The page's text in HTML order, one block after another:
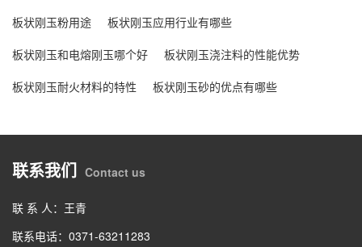
板状刚玉粉用途
板状刚玉应用行业有哪些
板状刚玉和电熔刚玉哪个好
板状刚玉浇注料的性能优势
板状刚玉耐火材料的特性
板状刚玉砂的优点有哪些
联系我们 Contact us
联 系 人：王青
联系电话：0371-63211283